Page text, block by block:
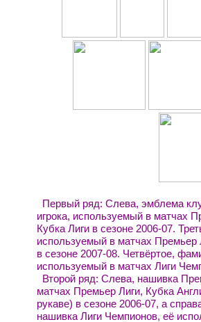
Первый ряд: Слева, эмблема
игрока, используемый в матчах
Кубка Лиги в сезоне 2006-07.
используемый в матчах Премьер
в сезоне 2007-08. Четвёртое,
используемый в матчах Лиги
Второй ряд: Слева, нашивка
матчах Премьер Лиги, Кубка
рукаве) в сезоне 2006-07, а
нашивка Лиги Чемпионов, её